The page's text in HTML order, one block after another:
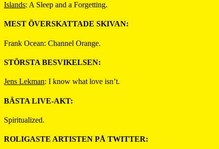
Islands: A Sleep and a Forgetting.
MEST ÖVERSKATTADE SKIVAN:
Frank Ocean: Channel Orange.
STÖRSTA BESVIKELSEN:
Jens Lekman: I know what love isn’t.
BÄSTA LIVE-AKT:
Spiritualized.
ROLIGASTE ARTISTEN PÅ TWITTER: